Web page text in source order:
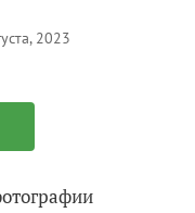
2023